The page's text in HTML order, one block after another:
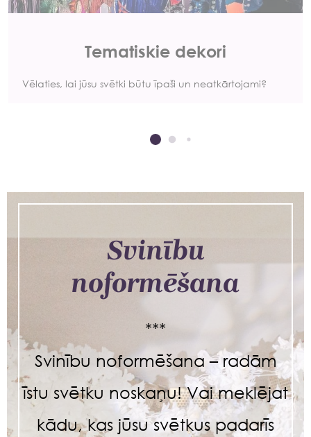
Tematiskie dekori
Vēlaties, lai jūsu svētki būtu īpaši un neatkārtojami?
Svinību
noformēšana
***
Svinību noformēšana – radām
īstu svētku noskaņu! Vai meklējat
kādu, kas jūsu svētkus padarīs